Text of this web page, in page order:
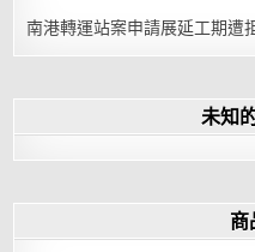
南港轉運站案申請展延工期遭
未知
商